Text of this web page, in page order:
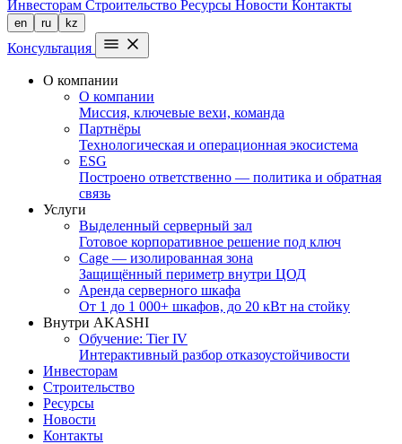
Инвесторам Строительство Ресурсы Новости Контакты
en ru kz
Консультация
О компании
О компании
Миссия, ключевые вехи, команда
Партнёры
Технологическая и операционная экосистема
ESG
Построено ответственно — политика и обратная
связь
Услуги
Выделенный серверный зал
Готовое корпоративное решение под ключ
Cage — изолированная зона
Защищённый периметр внутри ЦОД
Аренда серверного шкафа
От 1 до 1 000+ шкафов, до 20 кВт на стойку
Внутри AKASHI
Обучение: Tier IV
Интерактивный разбор отказоустойчивости
Инвесторам
Строительство
Ресурсы
Новости
Контакты